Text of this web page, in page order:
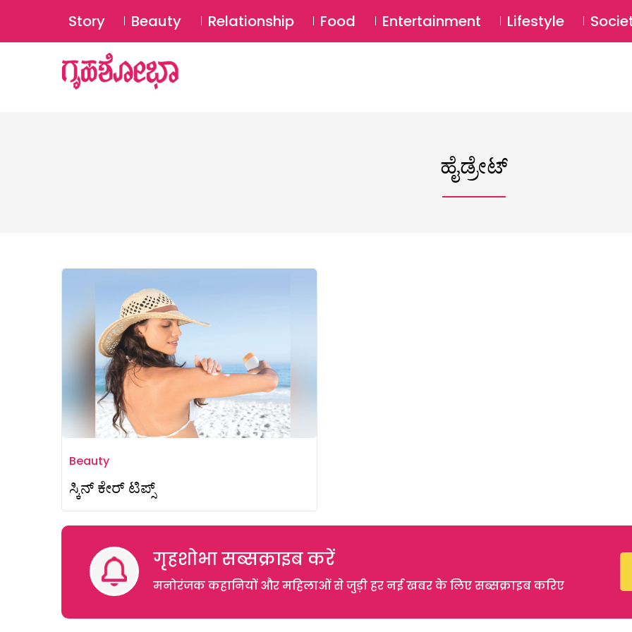
Story Beauty Relationship Food Entertainment Lifestyle
ಹೈಡ್ರೇಟ್
Beauty
ಸ್ಕಿನ್‌ ಕೇರ್‌ ಟಿಪ್ಸ್
गृहशोभा सब्सक्राइब करें
मनोरंजक कहानियों और महिलाओं से जुड़ी हर नई खबर के लिए सब्सक्राइब करिए